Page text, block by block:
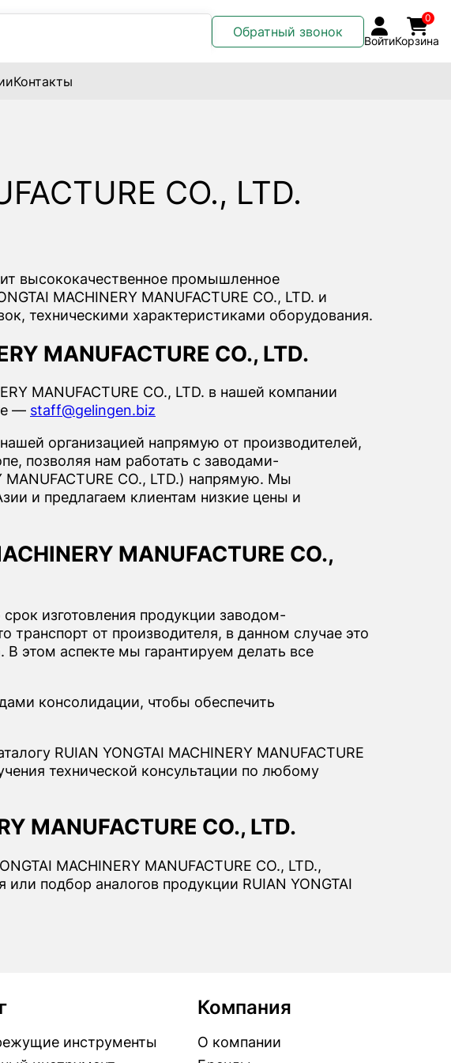
Обратный звонок
ВойтиКорзина
0
Контакты
CO., LTD.
высококачественное промышленное
MACHINERY MANUFACTURE CO., LTD. и
техническими характеристиками оборудования.
MANUFACTURE CO., LTD.
MANUFACTURE CO., LTD. в нашей компании
— staff@gelingen.biz
организацией напрямую от производителей,
позволяя нам работать с заводами-
MANUFACTURE CO., LTD.) напрямую. Мы
и предлагаем клиентам низкие цены и
MANUFACTURE CO.,
изготовления продукции заводом-
от производителя, в данном случае это
В этом аспекте мы гарантируем делать все
консолидации, чтобы обеспечить
RUIAN YONGTAI MACHINERY MANUFACTURE
технической консультации по любому
MANUFACTURE CO., LTD.
MACHINERY MANUFACTURE CO., LTD.,
подбор аналогов продукции RUIAN YONGTAI
инструменты
Компания
О компании